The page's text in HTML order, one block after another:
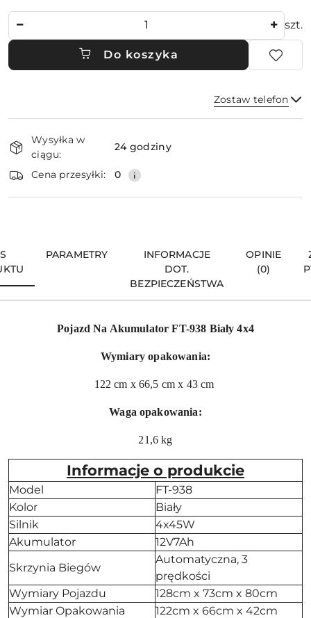
szt.
Do koszyka
Zostaw telefon
Dostępność
i
dostawa
Wysyłka w
ciągu:
24 godziny
Cena przesyłki: 0
PARAMETRY
INFORMACJE
DOT.
BEZPIECZEŃSTWA
OPINIE
(0)
Pojazd Na Akumulator FT-938 Biały 4x4
Wymiary opakowania:
122 cm x 66,5 cm x 43 cm
Waga opakowania:
21,6 kg
Informacje o produkcie
Model
FT-938
Kolor
Biały
Silnik
4x45W
Akumulator
12V7Ah
Skrzynia Biegów
Automatyczna, 3
prędkości
Wymiary Pojazdu
128cm x 73cm x 80cm
Wymiar Opakowania
122cm x 66cm x 42cm